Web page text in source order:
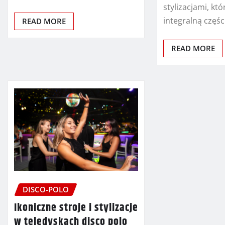
READ MORE
stylizacjami,
integralną
READ MORE
DISCO-POLO
Ikoniczne stroje i stylizacje